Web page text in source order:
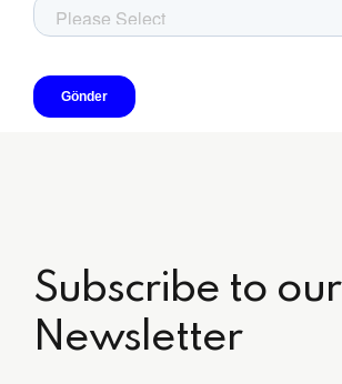
Subscribe to our
Newsletter